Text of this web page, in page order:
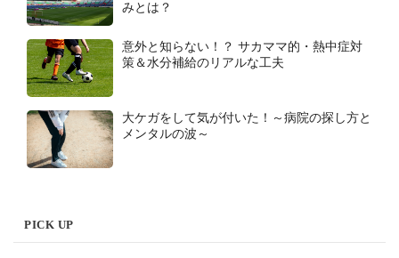
みとは？
意外と知らない！？ サカママ的・熱中症対
策＆水分補給のリアルな工夫
大ケガをして気が付いた！～病院の探し方と
メンタルの波～
PICK UP